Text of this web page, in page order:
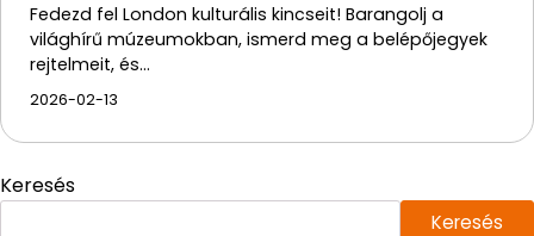
Fedezd fel London kulturális kincseit! Barangolj a
világhírű múzeumokban, ismerd meg a belépőjegyek
rejtelmeit, és…
2026-02-13
Keresés
Keresés